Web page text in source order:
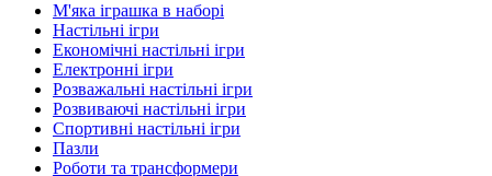
М'яка іграшка в наборі
Настільні ігри
Економічні настільні ігри
Електронні ігри
Розважальні настільні ігри
Розвиваючі настільні ігри
Спортивні настільні ігри
Пазли
Роботи та трансформери